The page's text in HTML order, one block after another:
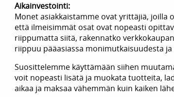
Aikainvestointi:
Monet asiakkaistamme ovat yrittäjiä, joilla
että ilmeisimmät osat ovat nopeasti
riippumatta siitä, rakennatko
riippuu pääasiassa monimutkaisuudesta
Suosittelemme käyttämään siihen
voit nopeasti lisätä ja muokata tuotteita,
aikaa ja maksaa vähemmän kuin kaiken